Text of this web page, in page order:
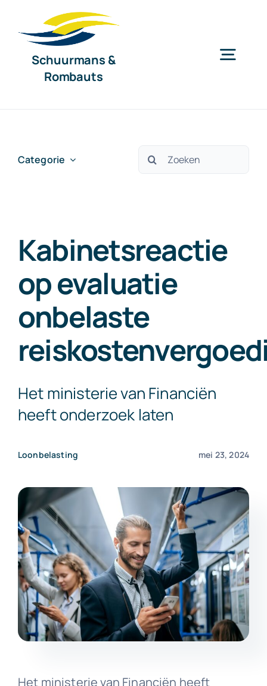
naar
Schuurmans &
Rombauts
Nieuws
Exact Online
Neem contact op!
Categorie
Zoeken
Kabinetsreactie
op evaluatie
onbelaste
Het ministerie van Financiën
heeft onderzoek laten
Loonbelasting mei 23, 2024
Het ministerie van Financiën heeft